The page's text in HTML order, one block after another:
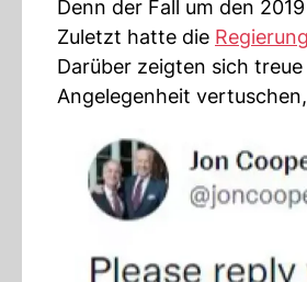
Denn der Fall um den
Zuletzt hatte die Regierung
Darüber zeigten sich
Angelegenheit